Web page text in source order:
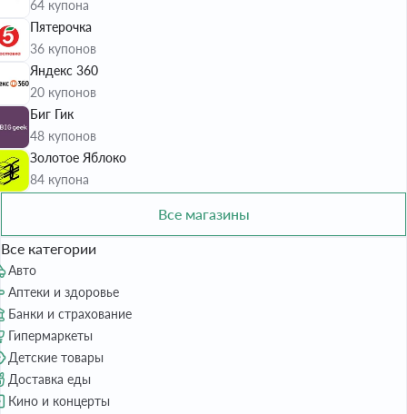
64 купона
Пятерочка
36 купонов
Яндекс 360
20 купонов
Биг Гик
48 купонов
Золотое Яблоко
84 купона
Все магазины
Все категории
Авто
Аптеки и здоровье
Банки и страхование
Гипермаркеты
Детские товары
Доставка еды
Кино и концерты